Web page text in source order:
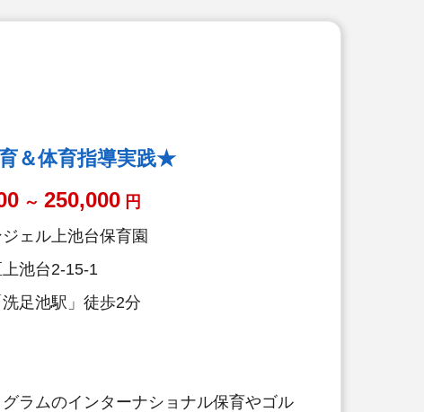
＆体育指導実践★
～ 250,000 円
ェル上池台保育園
池台2-15-1
足池駅」徒歩2分
ラムのインターナショナル保育やゴル